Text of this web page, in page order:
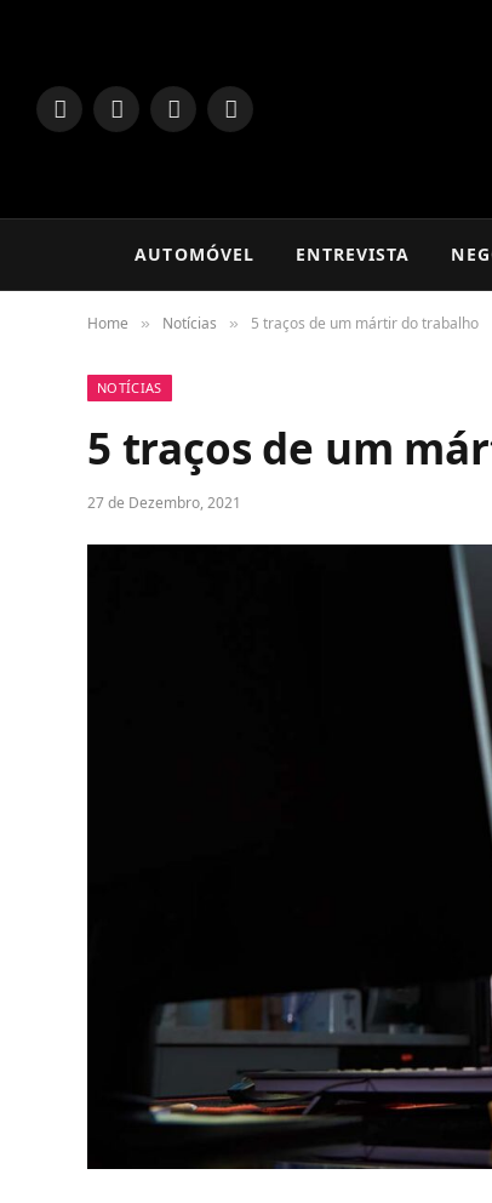
LinkedInFacebookInstagram
TikTok
AUTOMÓVEL ENTREVISTA
Home » Notícias » 5 traços de um mártir do trabalho
NOTÍCIAS
5 traços de um
27 de Dezembro, 2021